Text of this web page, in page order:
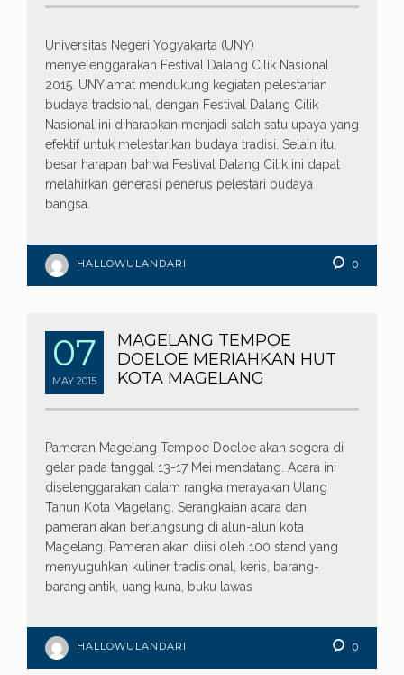
Universitas Negeri Yogyakarta (UNY)
menyelenggarakan Festival Dalang Cilik Nasional
2015. UNY amat mendukung kegiatan pelestarian
budaya tradsional, dengan Festival Dalang Cilik
Nasional ini diharapkan menjadi salah satu upaya yang
efektif untuk melestarikan budaya tradisi. Selain itu,
besar harapan bahwa Festival Dalang Cilik ini dapat
melahirkan generasi penerus pelestari budaya
bangsa.
HALLOWULANDARI 0
07
MAY 2015
MAGELANG TEMPOE
DOELOE MERIAHKAN HUT
KOTA MAGELANG
Pameran Magelang Tempoe Doeloe akan segera di
gelar pada tanggal 13-17 Mei mendatang. Acara ini
diselenggarakan dalam rangka merayakan Ulang
Tahun Kota Magelang. Serangkaian acara dan
pameran akan berlangsung di alun-alun kota
Magelang. Pameran akan diisi oleh 100 stand yang
menyuguhkan kuliner tradisional, keris, barang-
barang antik, uang kuna, buku lawas
HALLOWULANDARI 0